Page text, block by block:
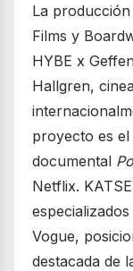
La
Films y
HYBE x
Hallgren,
proyecto es
documental
Netflix.
Vogue,
destacada de